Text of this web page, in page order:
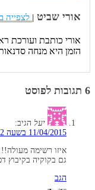
אורי שביט | לצפייה
אורי כותבת ועורכת
הזמן היא מנחה
6 תגובות לפוסט
יעל הגיב:
11/04/2015 בשעה 19:42
איזו רשימה מעולה!!
גם בקוקיה בקיבוץ
הגב